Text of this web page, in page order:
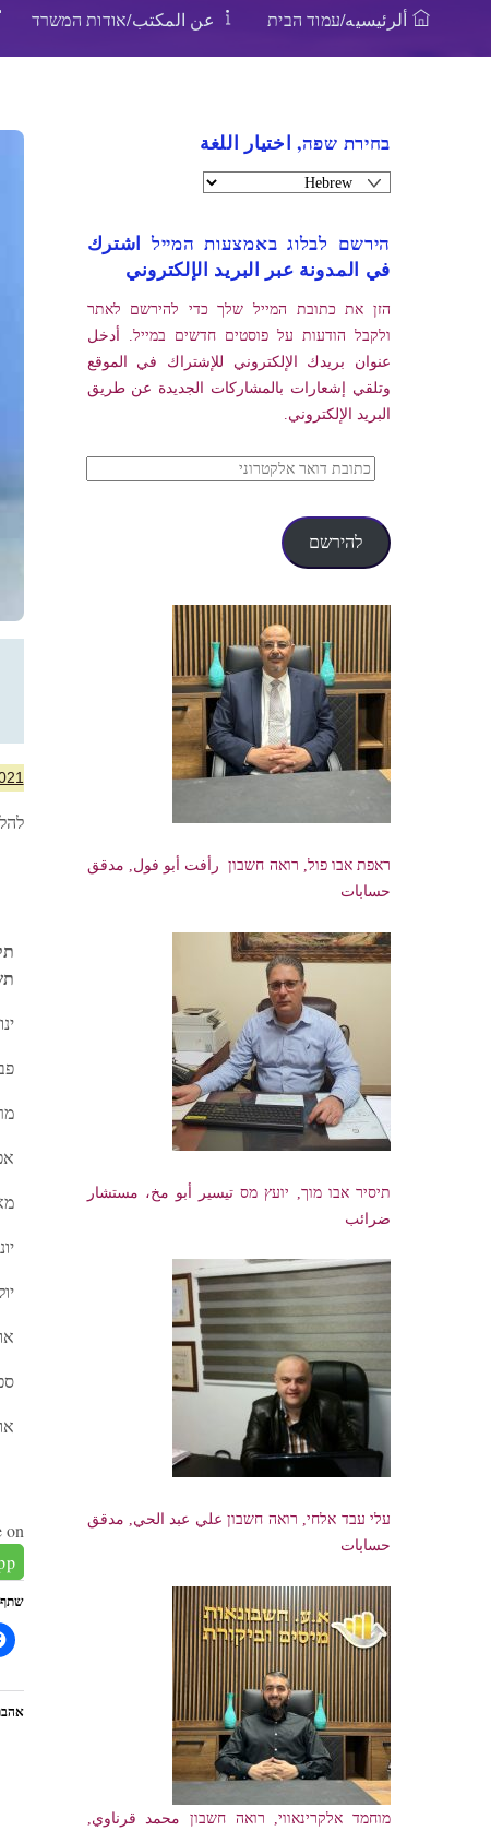
ألرئيسيه/עמוד הבית عن المكتب/אודות המשרד
שתף
בחירת שפה, اختيار اللغة
הירשם לבלוג באמצעות המייל اشترك
في المدونة عبر البريد الإلكتروني
הזן את כתובת המייל שלך כדי להירשם לאתר
ולקבל הודעות על פוסטים חדשים במייל. أدخل
عنوان بريدك الإلكتروني للإشتراك في الموقع
وتلقي إشعارات بالمشاركات الجديدة عن طريق
البريد الإلكتروني.
כתובת
אלקטרוני
להירשם
ראפת אבו פול, רואה חשבון رأفت أبو فول, مدقق
حسابات
תיסיר אבו מוך, יועץ מס تيسير أبو مخ، مستشار
ضرائب
עלי עבד אלחי, רואה חשבון علي عبد الحي, مدقق
حسابات
מוחמד אלקרינאווי, רואה חשבון محمد قرناوي,